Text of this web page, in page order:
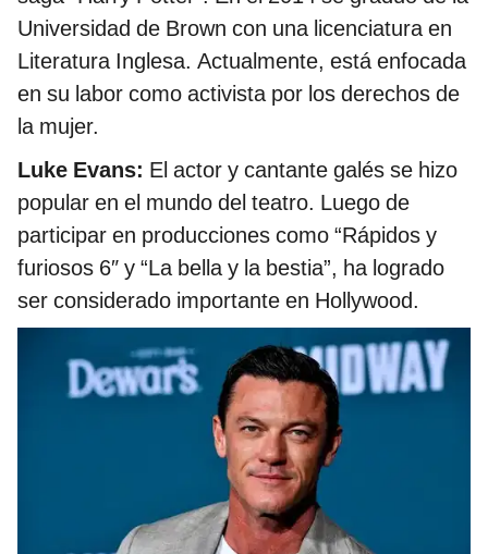
Universidad de Brown con una licenciatura en
Literatura Inglesa. Actualmente, está enfocada
en su labor como activista por los derechos de
la mujer.
Luke Evans: El actor y cantante galés se hizo
popular en el mundo del teatro. Luego de
participar en producciones como “Rápidos y
furiosos 6″ y “La bella y la bestia”, ha logrado
ser considerado importante en Hollywood.